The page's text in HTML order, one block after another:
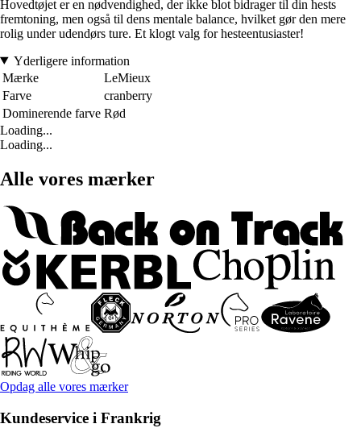
Hovedtøjet er en nødvendighed, der ikke blot bidrager til din hests
fremtoning, men også til dens mentale balance, hvilket gør den mere
rolig under udendørs ture. Et klogt valg for hesteentusiaster!
Yderligere information
Mærke
LeMieux
Farve
cranberry
Dominerende farve Rød
Loading...
Loading...
Alle vores mærker
Opdag alle vores mærker
Kundeservice i Frankrig